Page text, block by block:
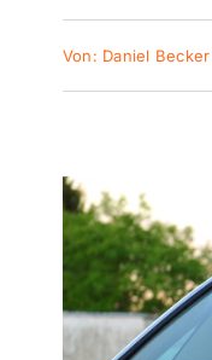
Von: Daniel Becker